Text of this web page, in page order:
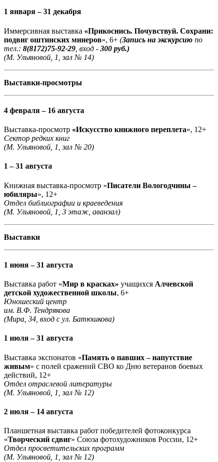
1 января – 31 декабря
Иммерсивная выставка «Прикоснись. Почувствуй. Сохрани:
подвиг оштинских минеров», 6+ (Запись на экскурсию по
тел.: 8(8172)75-92-29 , вход - 300 руб.)
(М. Ульяновой, 1, зал № 14)
Выставки-просмотры
4 февраля – 16 августа
Выставка-просмотр «Искусство книжного переплета», 12+
Сектор редких книг
(М. Ульяновой, 1, зал № 20)
1 – 31 августа
Книжная выставка-просмотр «Писатели Вологодчины –
юбиляры», 12+
Отдел библиографии и краеведения
(М. Ульяновой, 1, 3 этаж, аванзал)
Выставки
1 июня – 31 августа
Выставка работ «Мир в красках» учащихся Алчевской
детской художественной школы, 6+
Юношеский центр
им. В.Ф. Тендрякова
(Мира, 34, вход с ул. Батюшкова)
1 июля – 31 августа
Выставка экспонатов «Память о павших – напутствие
живым» с полей сражений СВО ко Дню ветеранов боевых
действий, 12+
Отдел отраслевой литературы
(М. Ульяновой, 1, зал № 12)
2 июля – 14 августа
Планшетная выставка работ победителей фотоконкурса
«Творческий сдвиг» Союза фотохудожников России, 12+
Отдел просветительских программ
(М. Ульяновой, 1, зал № 12)